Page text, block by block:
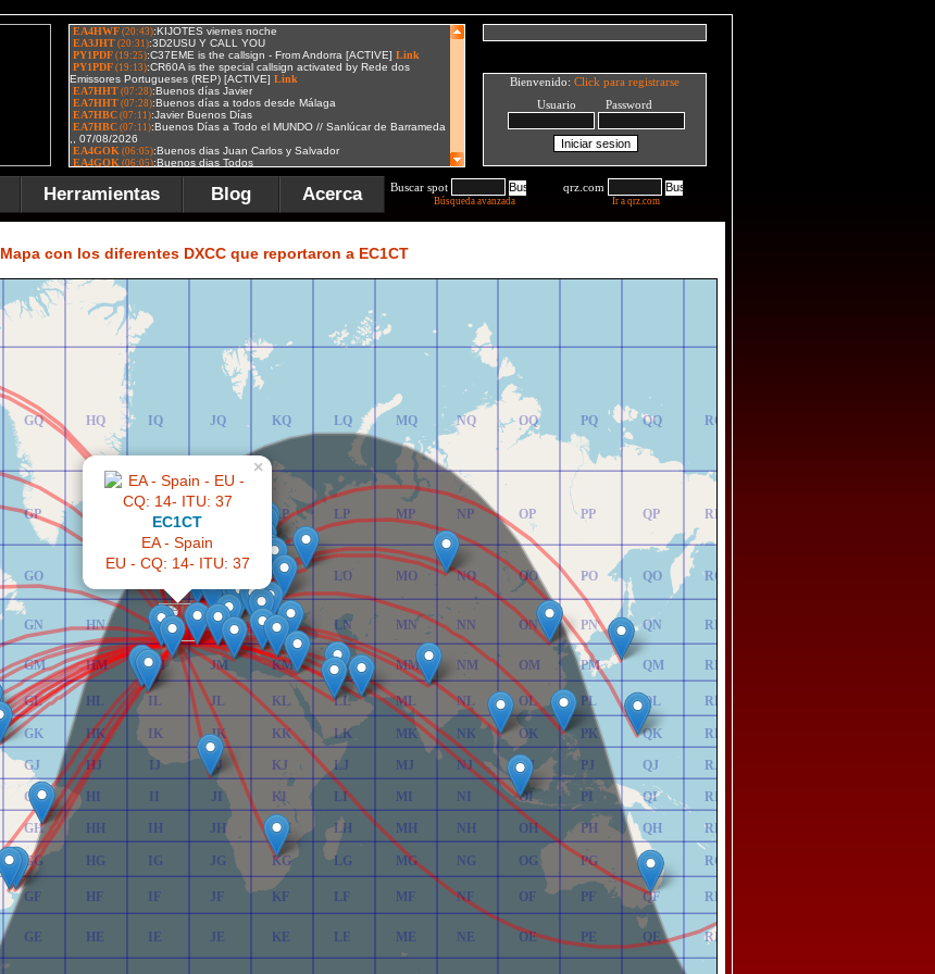
Bienvenido: Click para registrarse
Usuario Password
Herramientas Blog Acerca Buscar spot
Búsqueda avanzada
qrz.com
Ir a qrz.com
Mapa con los diferentes DXCC que reportaron a EC1CT
GE
GF
GG
GH
GI
GJ
GK
GL
GM
GN
GO
GP
GQ
GR
HE
HF
HG
HJ
HK
HL
HM
HN
HQ
HR
IE
IF
IG
IJ
IK
IL
IM
IN
IO
IP
IQ
IR
JE
JF
JG
JH
JI
JJ
JK
JL
JM
JN
JQ
JR
KE
KF
KG
KH
KI
KJ
KK
KL
KM
KN
KO
KP
KQ
KR
LE
LF
LG
LH
LI
LJ
LK
LL
LM
LN
LO
LP
LQ
LR
ME
MF
MG
MH
MI
MJ
MK
ML
MM
MN
MO
MP
MQ
MR
NE
NF
NG
NH
NI
NJ
NK
NL
NM
NN
NO
NP
NQ
NR
OE
OF
OG
OH
OI
OJ
OK
OL
OM
ON
OO
OP
OQ
OR
PE
PF
PG
PH
PI
PJ
PK
PL
PM
PN
PO
PP
PQ
PR
QE
QF
QG
QH
QI
QJ
QK
QL
QM
QN
QO
QP
QQ
QR
RE
RF
RG
RH
RI
RJ
RK
RL
RM
RN
RO
RP
RQ
RR
EC1CT
EA - Spain
EU - CQ: 14- ITU: 37
×